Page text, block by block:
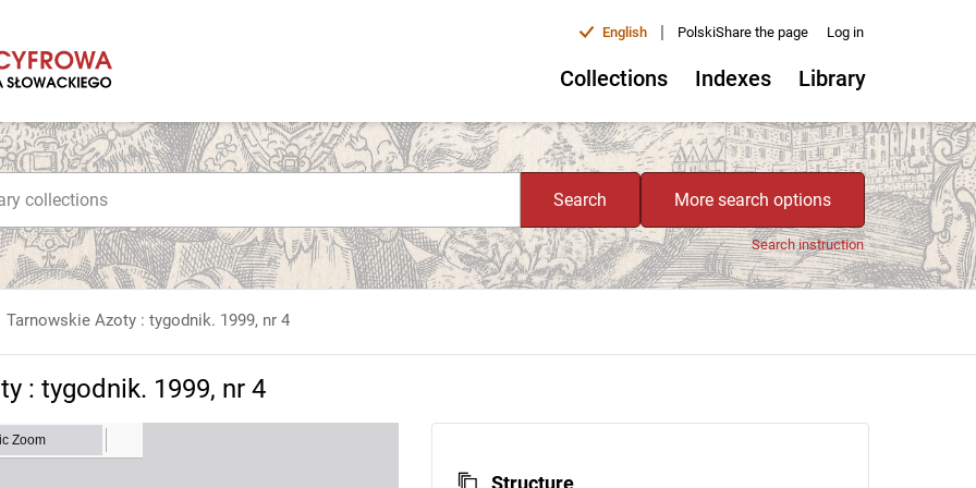
English | PolskiShare the page Log in
Collections Indexes Library
Search More search options
Search instruction
Tarnowskie Azoty : tygodnik. 1999, nr 4
: tygodnik. 1999, nr 4
Structure